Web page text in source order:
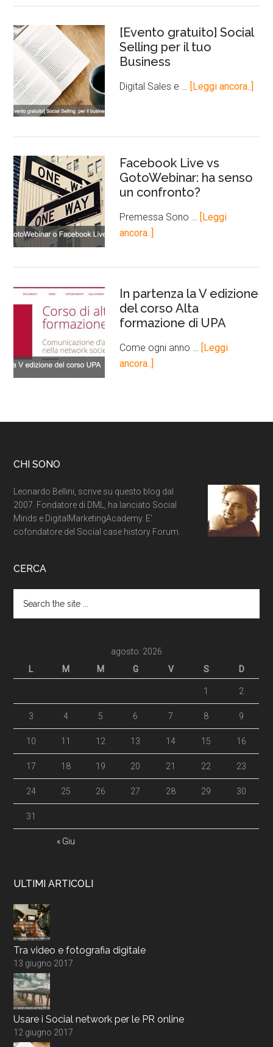
[Evento gratuito] Social
Selling per il tuo
Business
Digital Sales e … [Leggi ancora..]
Facebook Live vs
GotoWebinar: ha senso
un confronto?
Premessa Sono …
[Leggi
ancora..]
In partenza la V edizione
del corso Alta
formazione di UPA
Come ogni anno …
[Leggi
ancora..]
CHI SONO
Leonardo Bellini, scrive su questo blog dal
2007. Fondatore di DML, ha lanciato Social
Minds e DigitalMarketingAcademy. E'
cofondatore del Social case history Forum.
CERCA
agosto: 2026
L
M M G V S D
« Giu
1 2
3 4 5 6 7 8 9
10 11 12 13 14 15 16
17 18 19 20 21 22 23
24 25 26 27 28 29 30
31
ULTIMI ARTICOLI
Tra video e fotografia digitale
13 giugno 2017
Usare i Social network per le PR online
12 giugno 2017